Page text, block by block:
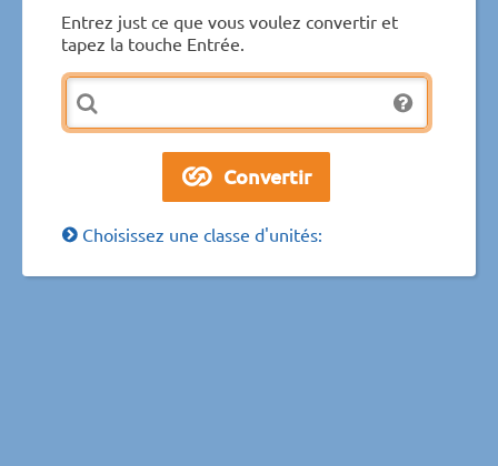
Entrez just ce que vous voulez convertir et
tapez la touche Entrée.
Choisissez une classe d'unités: